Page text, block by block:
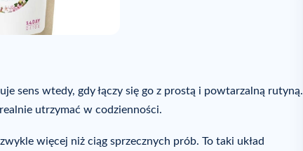
sens wtedy, gdy łączy się go z prostą i powtarzalną rutyną.
utrzymać w codzienności.
więcej niż ciąg sprzecznych prób. To taki układ